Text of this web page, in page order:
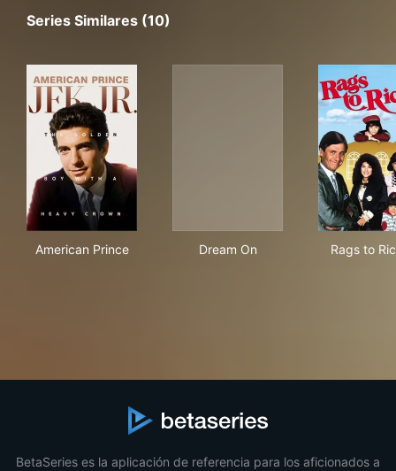
Series Similares (10)
American Prince Dream On Rags to
BetaSeries es la aplicación de referencia para los aficionados a